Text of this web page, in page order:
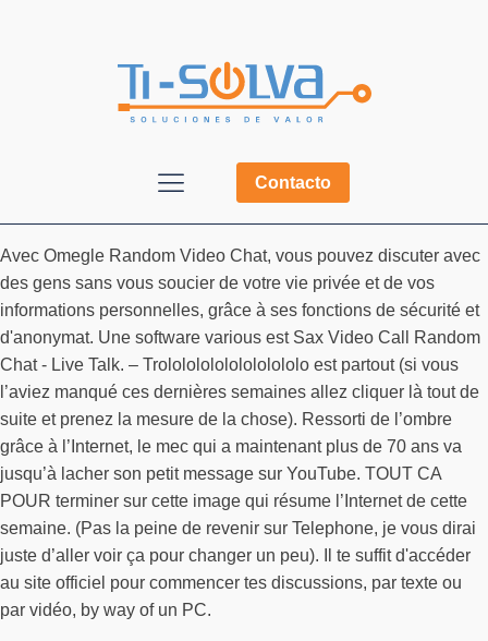
Contacto
Avec Omegle Random Video Chat, vous pouvez discuter avec
des gens sans vous soucier de votre vie privée et de vos
informations personnelles, grâce à ses fonctions de sécurité et
d'anonymat. Une software various est Sax Video Call Random
Chat - Live Talk. – Trololololololololololo est partout (si vous
l’aviez manqué ces dernières semaines allez cliquer là tout de
suite et prenez la mesure de la chose). Ressorti de l’ombre
grâce à l’Internet, le mec qui a maintenant plus de 70 ans va
jusqu’à lacher son petit message sur YouTube. TOUT CA
POUR terminer sur cette image qui résume l’Internet de cette
semaine. (Pas la peine de revenir sur Telephone, je vous dirai
juste d’aller voir ça pour changer un peu). Il te suffit d'accéder
au site officiel pour commencer tes discussions, par texte ou
par vidéo, by way of un PC.